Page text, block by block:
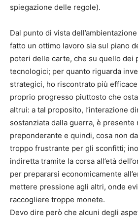
spiegazione delle regole).
Dal punto di vista
fatto un ottimo lavoro sia sul piano
poteri delle carte, che su quello dei
tecnologici; per quanto riguarda
strategici, ho riscontrato più
proprio progresso piuttosto che
altrui: a tal proposito, l’interazione
sostanziata dalla guerra, è presente
preponderante e quindi, cosa non
troppo frustrante per gli sconfitti;
indiretta tramite la corsa all’età
per prepararsi economicamente
mettere pressione agli altri, onde
raccogliere troppe monete.
Devo dire però che alcuni degli